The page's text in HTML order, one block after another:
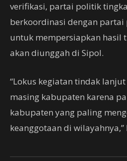
verifikasi, partai politik
berkoordinasi dengan
untuk mempersiapkan hasil
akan diunggah di Sipol.
“Lokus kegiatan tindak
masing kabupaten karena
kabupaten yang paling
keanggotaan di wilayahnya,”